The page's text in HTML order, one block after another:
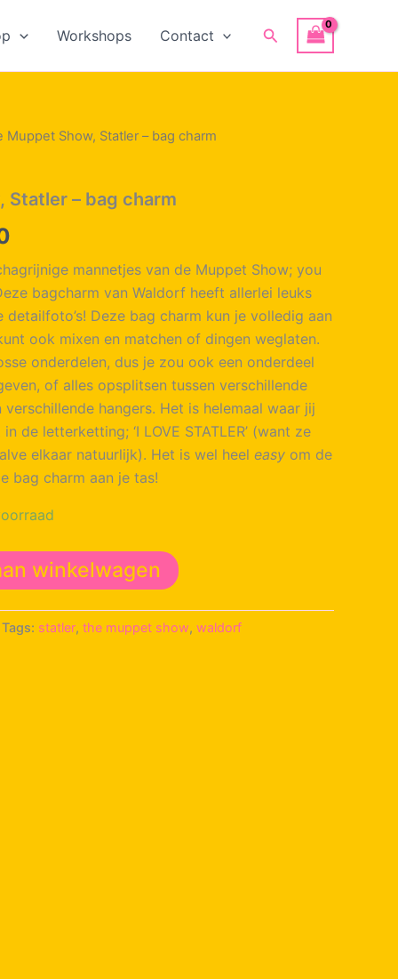
Workshops Contact Zoeken
Muppet Show, Statler – bag charm
Statler – bag charm
prijs
is:
€ 49,90.
mannetjes van de Muppet Show; you
bagcharm van Waldorf heeft allerlei leuks
detailfoto’s! Deze bag charm kun je volledig aan
ook mixen en matchen of dingen weglaten.
onderdelen, dus je zou ook een onderdeel
of alles opsplitsen tussen verschillende
verschillende hangers. Het is helemaal waar jij
de letterketting; ‘I LOVE STATLER’ (want ze
elkaar natuurlijk). Het is wel heel easy om de
bag charm aan je tas!
winkelwagen
Tags: statler, the muppet show, waldorf